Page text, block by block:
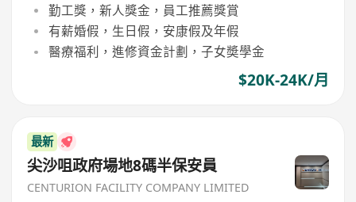
勤工獎，新人獎金，員工推薦獎賞
有薪婚假，生日假，安康假及年假
醫療福利，進修資金計劃，子女奬學金
$20K-24K/月
最新
尖沙咀政府場地8碼半保安員
CENTURION FACILITY COMPANY LIMITED